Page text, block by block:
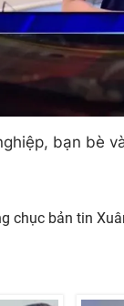
bạn bè
chục bản tin